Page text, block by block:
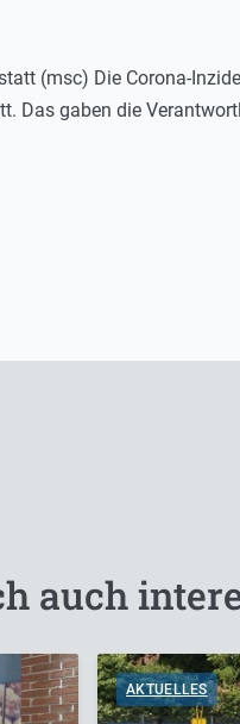
(msc) Die Corona-
Das gaben die
auch
AKTUELLES